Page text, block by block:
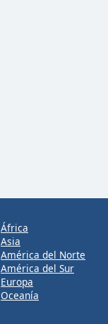
África
Asia
América del Norte
América del Sur
Europa
Oceanía